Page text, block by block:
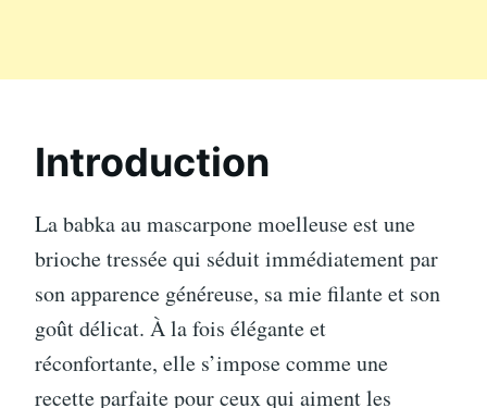
Introduction
La babka au mascarpone moelleuse est une
brioche tressée qui séduit immédiatement par
son apparence généreuse, sa mie filante et son
goût délicat. À la fois élégante et
réconfortante, elle s’impose comme une
recette parfaite pour ceux qui aiment les